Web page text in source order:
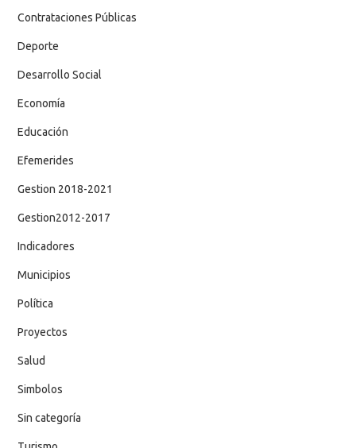
Contrataciones Públicas
Deporte
Desarrollo Social
Economía
Educación
Efemerides
Gestion 2018-2021
Gestion2012-2017
Indicadores
Municipios
Política
Proyectos
Salud
Simbolos
Sin categoría